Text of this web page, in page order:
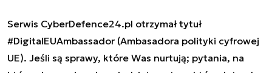
Serwis CyberDefence24.pl otrzymał tytuł
#DigitalEUAmbassador (Ambasadora polityki cyfrowej
UE). Jeśli są sprawy, które Was nurtują; pytania, na